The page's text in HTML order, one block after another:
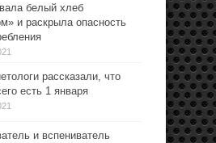
белый хлеб
и раскрыла опасность
рассказали, что
есть 1 января
и вспениватель